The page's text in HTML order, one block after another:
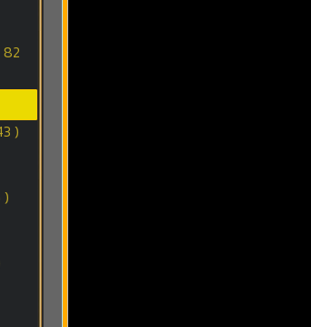
82
)
)